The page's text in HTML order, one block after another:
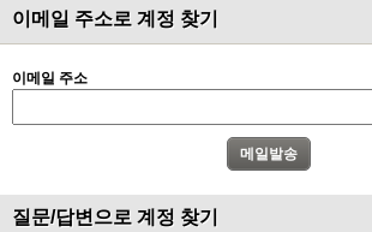
이메일 주소로 계정 찾기
이메일 주소
질문/답변으로 계정 찾기